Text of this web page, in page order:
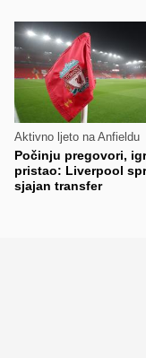
Aktivno ljeto na Anfieldu
Počinju pregovori,
pristao: Liverpool
sjajan transfer